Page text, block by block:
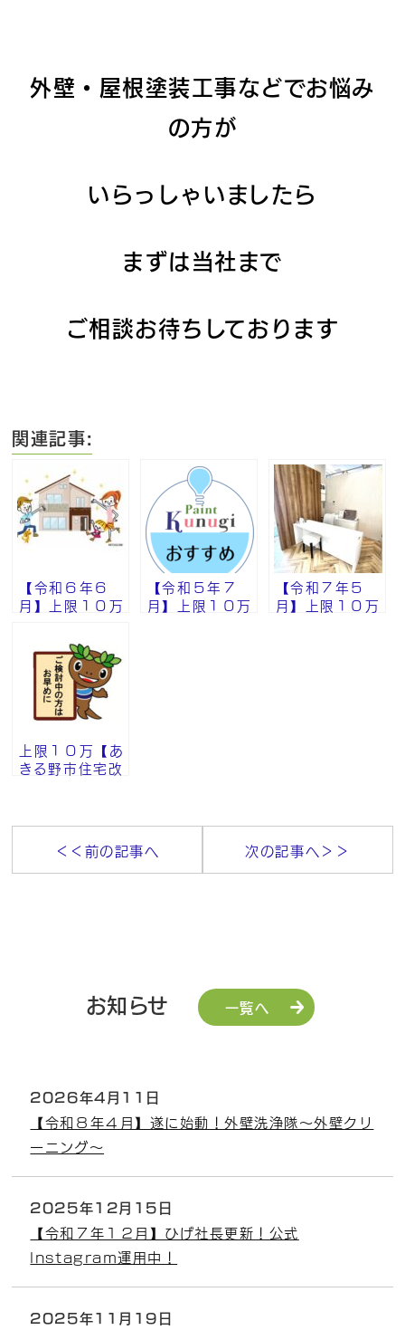
外壁・屋根塗装工事などでお悩み
の方が
いらっしゃいましたら
まずは当社まで
ご相談お待ちしております
関連記事:
【令和６年６
月】上限１０万
宅改修工事助成
金』申請開始い
たします！！
【令和５年７
月】上限１０万
【令和７年５
月】上限１０万
上限１０万【あ
きる野市住宅改
＜＜前の記事へ 次の記事へ＞＞
お知らせ 一覧へ
2026年4月11日
【令和８年４月】遂に始動！外壁洗浄隊～外壁クリ
ーニング～
2025年12月15日
【令和７年１２月】ひげ社長更新！公式
Instagram運用中！
2025年11月19日